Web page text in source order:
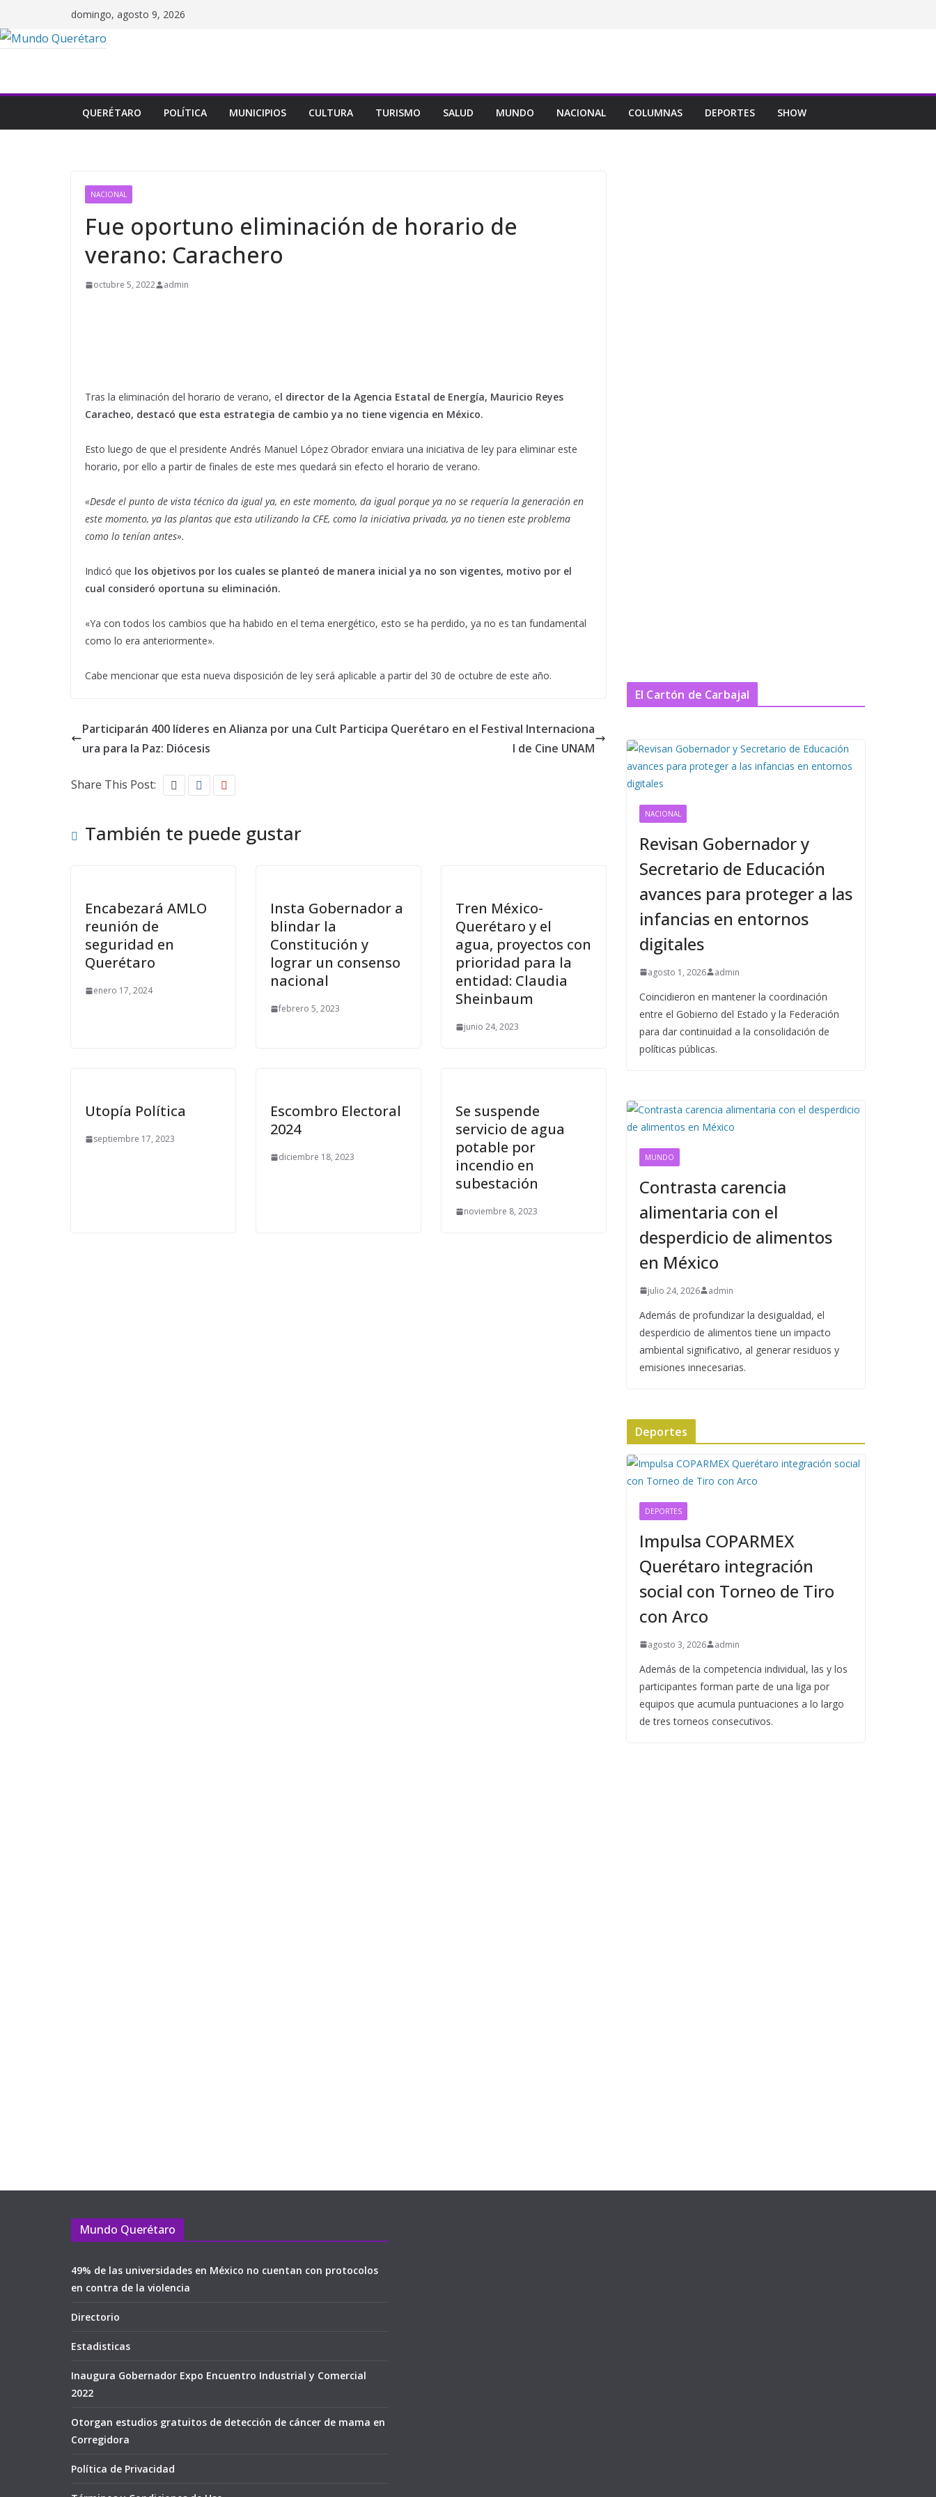
al
contenido
domingo, agosto 9, 2026
QUERÉTARO POLÍTICA MUNICIPIOS CULTURA TURISMO SALUD MUNDO NACIONAL COLUMNAS DEPORTES SHOW
NACIONAL
Fue oportuno eliminación de horario de
verano: Carachero
octubre 5, 2022 admin
Tras la eliminación del horario de verano, el director de la Agencia Estatal de Energía, Mauricio Reyes
Caracheo, destacó que esta estrategia de cambio ya no tiene vigencia en México.
Esto luego de que el presidente Andrés Manuel López Obrador enviara una iniciativa de ley para eliminar este
horario, por ello a partir de finales de este mes quedará sin efecto el horario de verano.
«Desde el punto de vista técnico da igual ya, en este momento, da igual porque ya no se requería la generación en
este momento, ya las plantas que esta utilizando la CFE, como la iniciativa privada, ya no tienen este problema
como lo tenían antes».
Indicó que los objetivos por los cuales se planteó de manera inicial ya no son vigentes, motivo por el
cual consideró oportuna su eliminación.
«Ya con todos los cambios que ha habido en el tema energético, esto se ha perdido, ya no es tan fundamental
como lo era anteriormente».
Cabe mencionar que esta nueva disposición de ley será aplicable a partir del 30 de octubre de este año.
Participarán 400 líderes en Alianza por una Cult
ura para la Paz: Diócesis
Participa Querétaro en el Festival Internaciona
l de Cine UNAM
Share This Post:
También te puede gustar
Encabezará AMLO
reunión de
seguridad en
Querétaro
enero 17, 2024
Insta Gobernador a
blindar la
Constitución y
lograr un consenso
nacional
febrero 5, 2023
Tren México-
Querétaro y el
agua, proyectos con
prioridad para la
entidad: Claudia
Sheinbaum
junio 24, 2023
Utopía Política
septiembre 17, 2023
Escombro Electoral
2024
diciembre 18, 2023
Se suspende
servicio de agua
potable por
incendio en
subestación
noviembre 8, 2023
El Cartón de Carbajal
NACIONAL
Revisan Gobernador y
Secretario de Educación
avances para proteger a las
infancias en entornos
digitales
agosto 1, 2026 admin
Coincidieron en mantener la coordinación
entre el Gobierno del Estado y la Federación
para dar continuidad a la consolidación de
políticas públicas.
MUNDO
Contrasta carencia
alimentaria con el
desperdicio de alimentos
en México
julio 24, 2026 admin
Además de profundizar la desigualdad, el
desperdicio de alimentos tiene un impacto
ambiental significativo, al generar residuos y
emisiones innecesarias.
Deportes
DEPORTES
Impulsa COPARMEX
Querétaro integración
social con Torneo de Tiro
con Arco
agosto 3, 2026 admin
Además de la competencia individual, las y los
participantes forman parte de una liga por
equipos que acumula puntuaciones a lo largo
de tres torneos consecutivos.
Mundo Querétaro
49% de las universidades en México no cuentan con protocolos
en contra de la violencia
Directorio
Estadisticas
Inaugura Gobernador Expo Encuentro Industrial y Comercial
2022
Otorgan estudios gratuitos de detección de cáncer de mama en
Corregidora
Política de Privacidad